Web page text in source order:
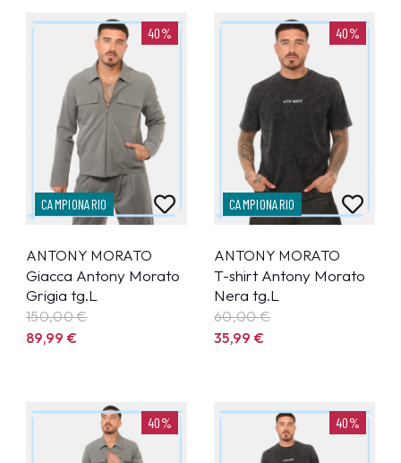
40%
CAMPIONARIO
ANTONY MORATO
Giacca Antony Morato
Grigia tg.L
150,00 €
89,99€
40%
CAMPIONARIO
ANTONY MORATO
T-shirt Antony Morato
Nera tg.L
60,00 €
35,99€
40% 40%